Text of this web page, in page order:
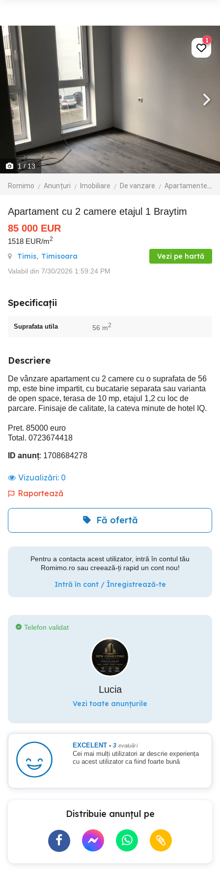
1/ 13
Romimo Anunțuri Imobiliare De vanzare Apartamente de vanzare
1
Apartament cu 2 camere etajul 1 Braytim
85 000 EUR
1518 EUR/m2
Timis, Timisoara Vezi pe hartă
Valabil din 7/30/2026 1:59:24 PM
Specificații
Suprafata utila 56 m2
Descriere
De vânzare apartament cu 2 camere cu o suprafata de 56
mp, este bine impartit, cu bucatarie separata sau varianta
de open space, terasa de 10 mp, etajul 1,2 cu loc de
parcare. Finisaje de calitate, la cateva minute de hotel IQ.
Pret. 85000 euro
Total. 0723674418
ID anunț: 1708684278
Vizualizări: 0
Raportează
Fă ofertă
Pentru a contacta acest utilizator, intră în contul tău
Romimo.ro sau creează-ți rapid un cont nou!
Intră în cont / Înregistrează-te
Telefon validat
Lucia
Vezi toate anunțurile
EXCELENT - 3 evaluări
Cei mai mulți utilizatori ar descrie experiența
cu acest utilizator ca fiind foarte bună
Distribuie anunțul pe